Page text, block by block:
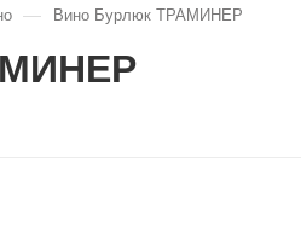
— Вино Бурлюк ТРАМИНЕР